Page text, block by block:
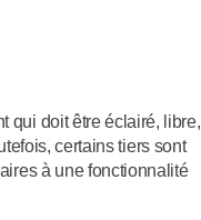
qui doit être éclairé, libre,
certains tiers sont
à une fonctionnalité